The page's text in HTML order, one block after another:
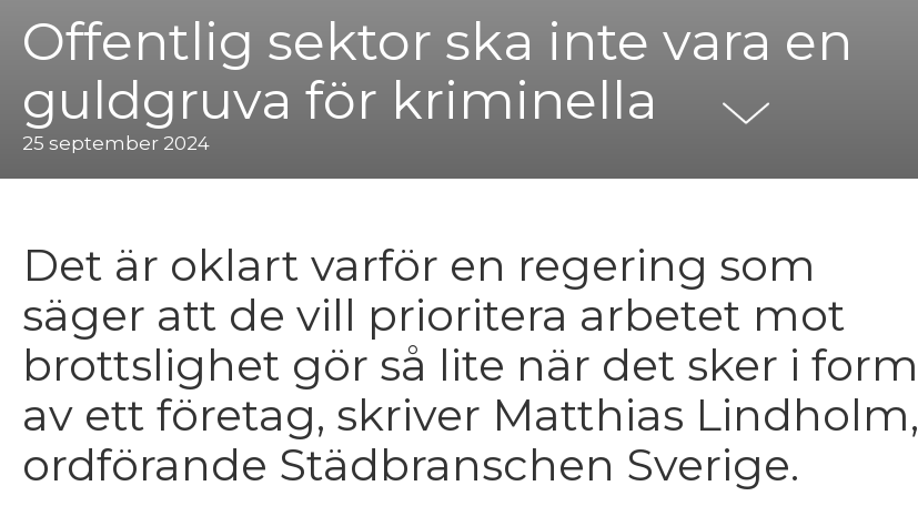
Offentlig sektor ska inte vara en
guldgruva för kriminella
25 september 2024
Det är oklart varför en regering som
säger att de vill prioritera arbetet mot
brottslighet gör så lite när det sker i form
av ett företag, skriver Matthias Lindholm,
ordförande Städbranschen Sverige.